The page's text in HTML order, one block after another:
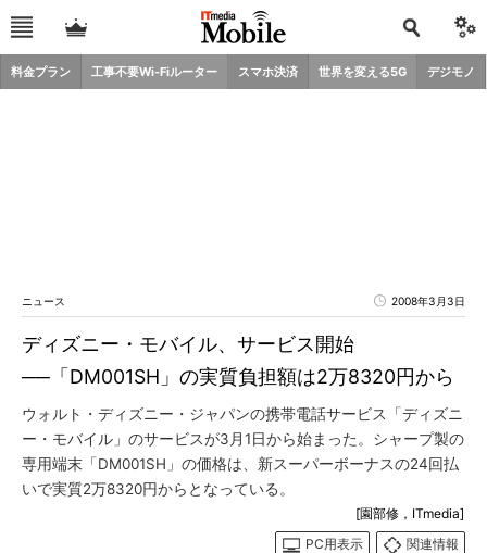
料金プラン 工事不要Wi-Fiルーター スマホ決済 世界を変える5G デジモノ
ニュース 2008年3月3日
ディズニー・モバイル、サービス開始
──「DM001SH」の実質負担額は2万8320円から
ウォルト・ディズニー・ジャパンの携帯電話サービス「ディズニ
ー・モバイル」のサービスが3月1日から始まった。シャープ製の
専用端末「DM001SH」の価格は、新スーパーボーナスの24回払
いで実質2万8320円からとなっている。
[園部修，ITmedia]
PC用表示
関連情報